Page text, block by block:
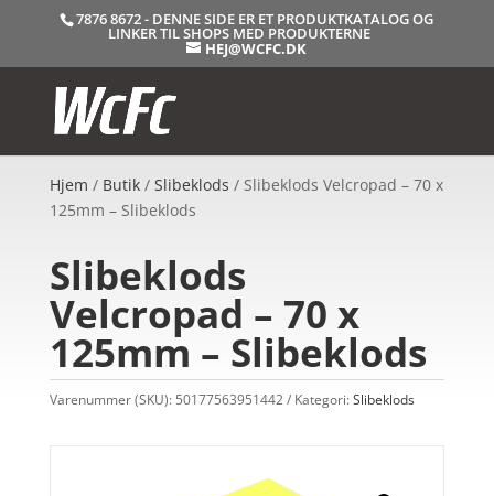
7876 8672 - DENNE SIDE ER ET PRODUKTKATALOG OG
LINKER TIL SHOPS MED PRODUKTERNE
HEJ@WCFC.DK
Hjem / Butik/ Slibeklods / Slibeklods Velcropad – 70 x
125mm – Slibeklods
Slibeklods
Velcropad – 70 x
125mm – Slibeklods
Varenummer (SKU): 50177563951442 Kategori:Slibeklods